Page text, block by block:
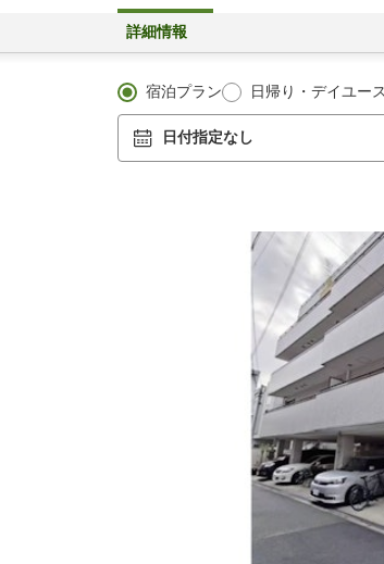
詳細情報
宿泊プラン 日帰り・デイユース
日付指定なし